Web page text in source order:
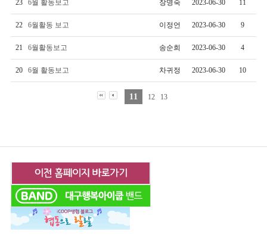
23 6월 활동보고 장명숙 2023-06-30 11
22 6월활동 보고 이정언 2023-06-30 9
21 6월활동보고 송순희 2023-06-30 4
20 6월 활동보고 차귀정 2023-06-30 10
11 12 13